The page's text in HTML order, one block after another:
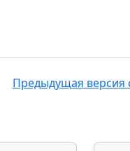
Предыдущая версия